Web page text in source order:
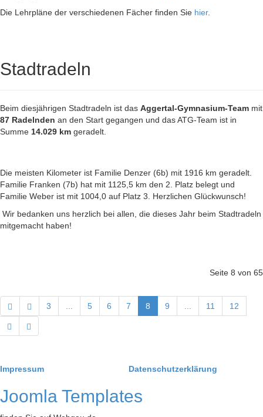
Die Lehrpläne der verschiedenen Fächer finden Sie hier.
Stadtradeln
Beim diesjährigen Stadtradeln ist das Aggertal-Gymnasium-Team mit
87 Radelnden an den Start gegangen und das ATG-Team ist in
Summe 14.029 km geradelt.
Die meisten Kilometer ist Familie Denzer (6b) mit 1916 km geradelt.
Familie Franken (7b) hat mit 1125,5 km den 2. Platz belegt und
Familie Weber ist mit 1004,0 auf Platz 3. Herzlichen Glückwunsch!
Wir bedanken uns herzlich bei allen, die dieses Jahr beim Stadtradeln
mitgemacht haben!
Seite 8 von 65
3 5 6 7 8 9 11 12
Impressum Datenschutzerklärung
Joomla Templates